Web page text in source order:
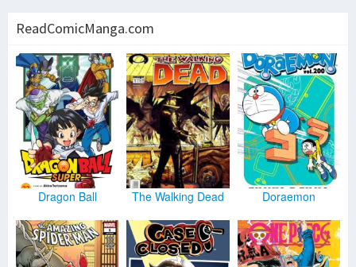
ReadComicManga.com
Dragon Ball The Walking Dead Doraemon